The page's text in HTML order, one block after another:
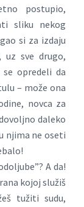
postupio,
sliku nekog
si za izdaju
sve drugo,
opredeli da
– može ona
novca za
daleko
njima ne oseti
A da!
kojoj služiš
tužiti sudu,